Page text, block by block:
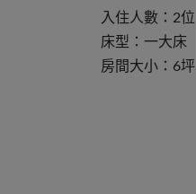
入住人數： 2位
床型： 一大床
房間大小： 6坪